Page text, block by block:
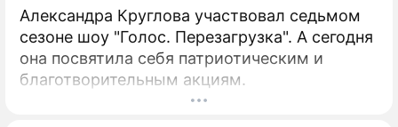
Александра Круглова участвовал седьмом
сезоне шоу "Голос. Перезагрузка". А сегодня
она посвятила себя патриотическим и
благотворительным акциям.